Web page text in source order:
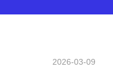
2026-03-09